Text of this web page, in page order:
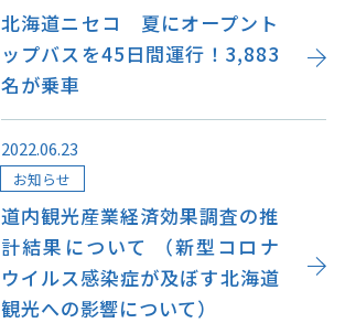
北海道ニセコ 夏にオープント
ップバスを45日間運行！3,883
名が乗車
道内観光産業経済効果調査の推
計結果について （新型コロナ
ウイルス感染症が及ぼす北海道
観光への影響について）
2022.06.23
お知らせ